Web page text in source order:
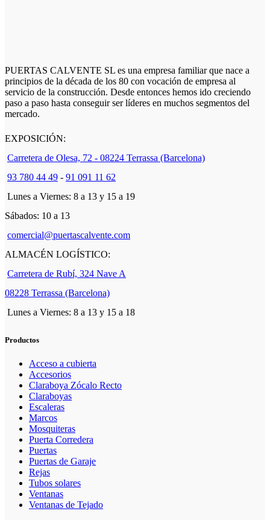
PUERTAS CALVENTE SL es una empresa familiar que nace a
principios de la década de los 80 con vocación de empresa al
servicio de la construcción. Desde entonces hemos ido creciendo
paso a paso hasta conseguir ser líderes en muchos segmentos del
mercado.
EXPOSICIÓN:
Carretera de Olesa, 72 - 08224 Terrassa (Barcelona)
93 780 44 49 - 91 091 11 62
Lunes a Viernes: 8 a 13 y 15 a 19
Sábados: 10 a 13
comercial@puertascalvente.com
ALMACÉN LOGÍSTICO:
Carretera de Rubí, 324 Nave A
08228 Terrassa (Barcelona)
Lunes a Viernes: 8 a 13 y 15 a 18
Productos
Acceso a cubierta
Accesorios
Claraboya Zócalo Recto
Claraboyas
Escaleras
Marcos
Mosquiteras
Puerta Corredera
Puertas
Puertas de Garaje
Rejas
Tubos solares
Ventanas
Ventanas de Tejado